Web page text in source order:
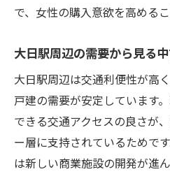
で、女性の購入意欲を高めるこ
大日駅周辺の需要から見る
大日駅周辺は交通利便性が高
戸建の需要が安定しています
できる交通アクセスの良さが
ー層に支持されているためで
は新しい商業施設の開発が進